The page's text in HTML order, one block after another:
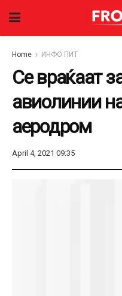
Home ИНФО ПИТ
Се враќаат
авиолинии
аеродром
April 4, 2021 09:35